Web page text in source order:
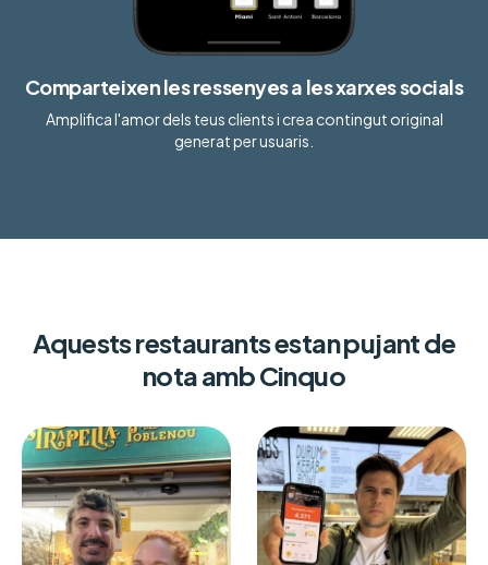
Comparteixen les ressenyes a les xarxes socials
Amplifica l'amor dels teus clients i crea contingut original
generat per usuaris.
Aquests restaurants estan pujant de
nota amb Cinquo